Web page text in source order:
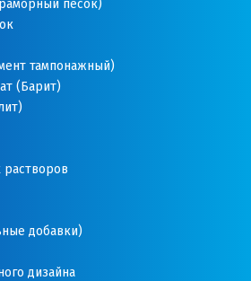
песок)
тампонажный)
(Барит)
добавки)
дизайна